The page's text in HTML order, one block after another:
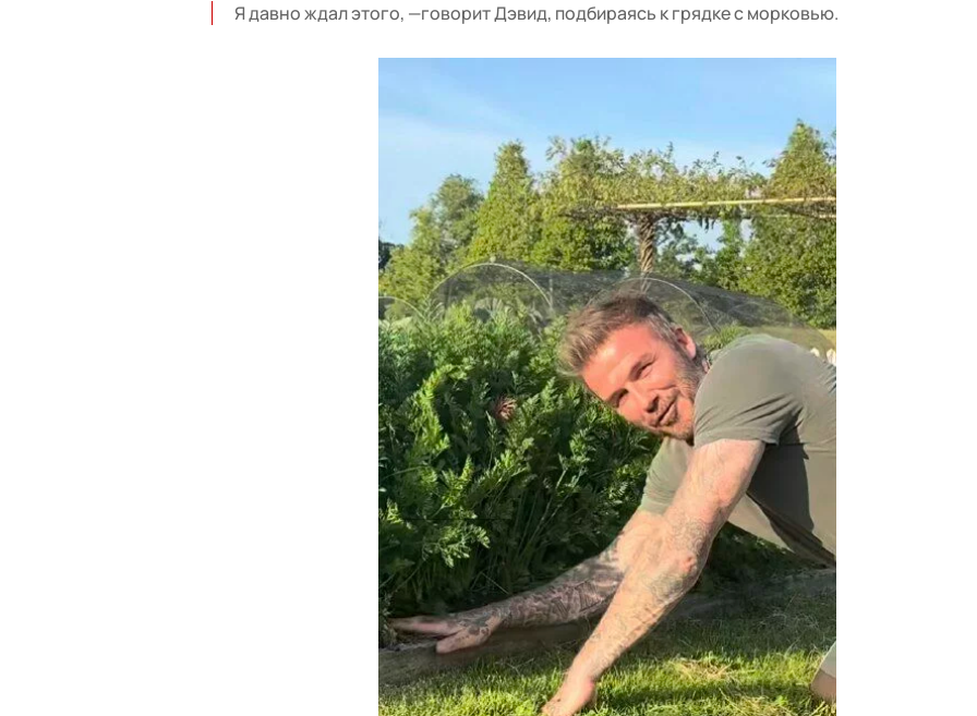
Я давно ждал этого, —говорит Дэвид, подбираясь к грядке с морковью.